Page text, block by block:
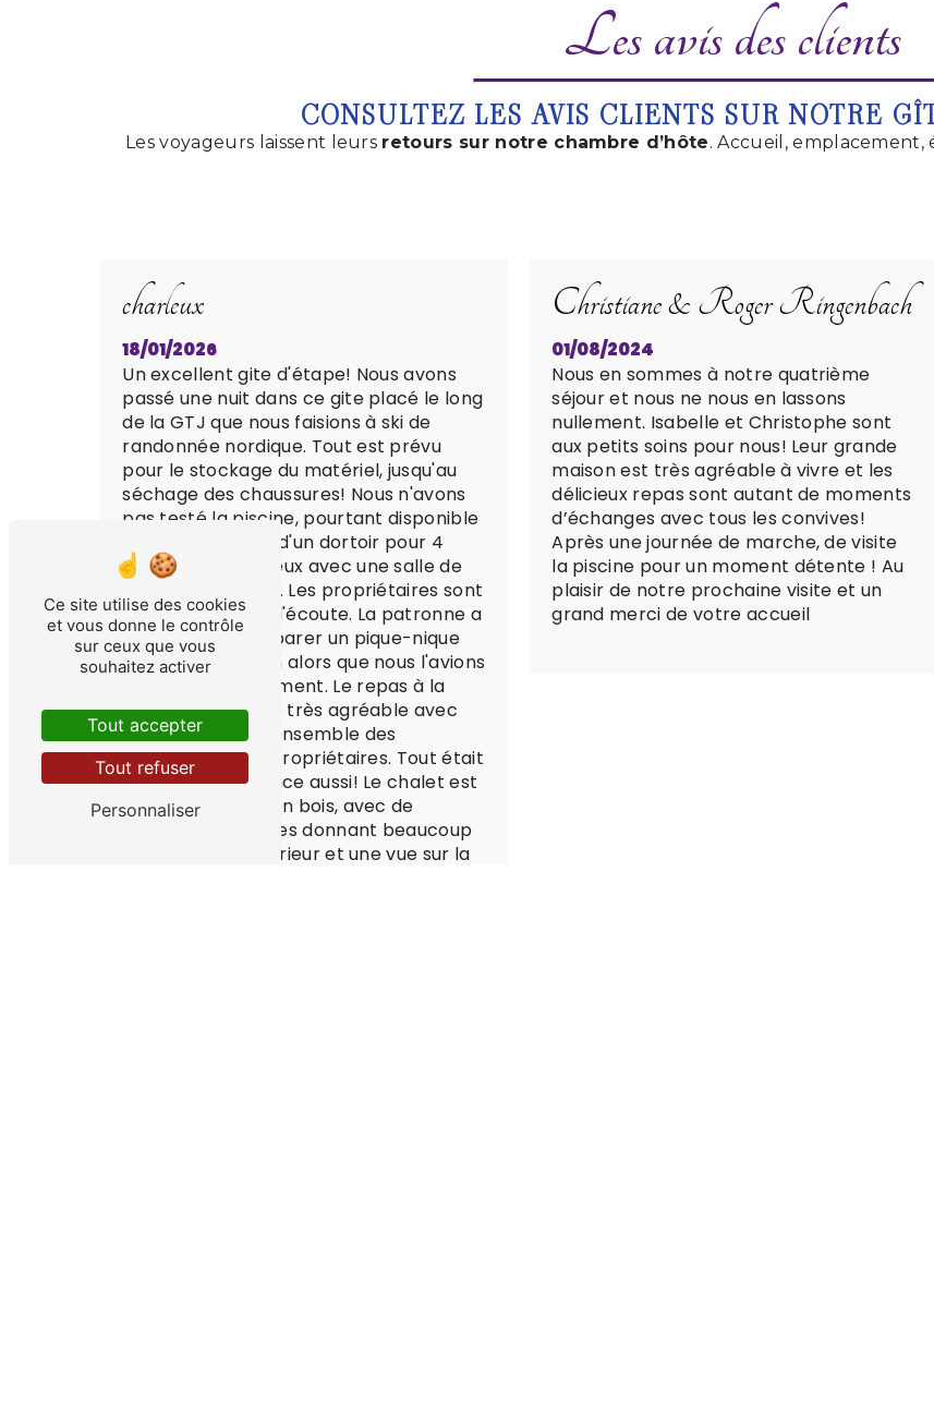
Les avis des clients
CONSULTEZ LES AVIS CLIENTS SUR NOTRE
Les voyageurs laissent leurs retours sur notre chambre d’hôte. Accueil,
charleux
18/01/2026
Un excellent gite d'étape! Nous avons
passé une nuit dans ce gite placé le long
de la GTJ que nous faisions à ski de
randonnée nordique. Tout est prévu
pour le stockage du matériel, jusqu'au
séchage des chaussures! Nous n'avons
pas testé la piscine, pourtant disponible
mais bien profité d'un dortoir pour 4
personnes, spacieux avec une salle de
bain bien équipée. Les propriétaires sont
très sympas et à l'écoute. La patronne a
réussi à nous préparer un pique-nique
pour le lendemain alors que nous l'avions
prévenue tardivement. Le repas à la
table d'hôte a été très agréable avec
les mélange de l'ensemble des
locataires et les propriétaires. Tout était
très bon, l'ambiance aussi! Le chalet est
magnifique, tout en bois, avec de
grandes ouvertures donnant beaucoup
de lumière à l'intérieur et une vue sur la
Christiane & Roger Ringenbach
01/08/2024
Nous en sommes à notre quatrième
séjour et nous ne nous en lassons
nullement. Isabelle et Christophe sont
aux petits soins pour nous! Leur grande
maison est très agréable à vivre et les
délicieux repas sont autant de moments
d’échanges avec tous les convives!
Après une journée de marche, de visite
la piscine pour un moment détente ! Au
plaisir de notre prochaine visite et un
grand merci de votre accueil
Ce site utilise des cookies
et vous donne le contrôle
sur ceux que vous
souhaitez activer
Tout accepter
Tout refuser
Personnaliser